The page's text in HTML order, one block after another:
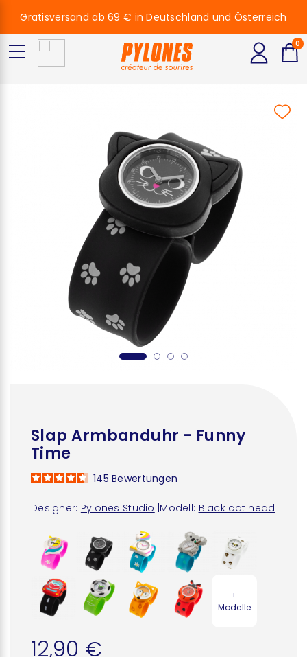
Slap Armbanduhr - Funny
Time
Designer: Pylones Studio Modell: Black cat head
145Bewertungen
+
Modelle
12,90 €
Gratisversand ab 69 € in Deutschland und Österreich
0